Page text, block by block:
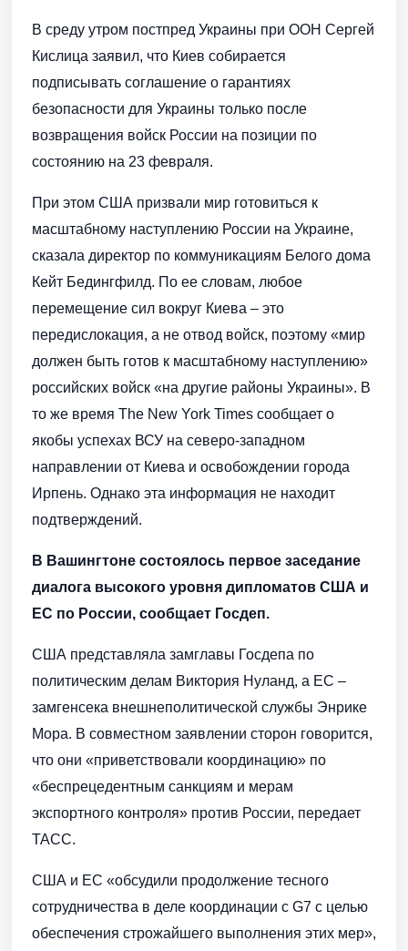
В среду утром постпред Украины при ООН Сергей
Кислица заявил, что Киев собирается
подписывать соглашение о гарантиях
безопасности для Украины только после
возвращения войск России на позиции по
состоянию на 23 февраля.
При этом США призвали мир готовиться к
масштабному наступлению России на Украине,
сказала директор по коммуникациям Белого дома
Кейт Бедингфилд. По ее словам, любое
перемещение сил вокруг Киева – это
передислокация, а не отвод войск, поэтому «мир
должен быть готов к масштабному наступлению»
российских войск «на другие районы Украины». В
то же время The New York Times сообщает о
якобы успехах ВСУ на северо-западном
направлении от Киева и освобождении города
Ирпень. Однако эта информация не находит
подтверждений.
В Вашингтоне состоялось первое заседание
диалога высокого уровня дипломатов США и
ЕС по России, сообщает Госдеп.
США представляла замглавы Госдепа по
политическим делам Виктория Нуланд, а ЕС –
замгенсека внешнеполитической службы Энрике
Мора. В совместном заявлении сторон говорится,
что они «приветствовали координацию» по
«беспрецедентным санкциям и мерам
экспортного контроля» против России, передает
ТАСС.
США и ЕС «обсудили продолжение тесного
сотрудничества в деле координации с G7 с целью
обеспечения строжайшего выполнения этих мер»,